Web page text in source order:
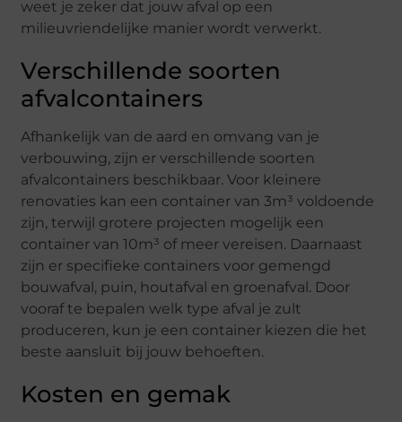
weet je zeker dat jouw afval op een
milieuvriendelijke manier wordt verwerkt.
Verschillende soorten
afvalcontainers
Afhankelijk van de aard en omvang van je
verbouwing, zijn er verschillende soorten
afvalcontainers beschikbaar. Voor kleinere
renovaties kan een container van 3m³ voldoende
zijn, terwijl grotere projecten mogelijk een
container van 10m³ of meer vereisen. Daarnaast
zijn er specifieke containers voor gemengd
bouwafval, puin, houtafval en groenafval. Door
vooraf te bepalen welk type afval je zult
produceren, kun je een container kiezen die het
beste aansluit bij jouw behoeften.
Kosten en gemak